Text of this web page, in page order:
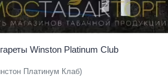
Winston Platinum Club
Платинум Клаб)